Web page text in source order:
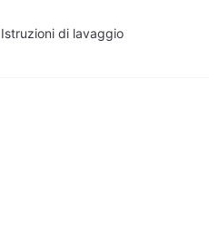
Istruzioni di lavaggio